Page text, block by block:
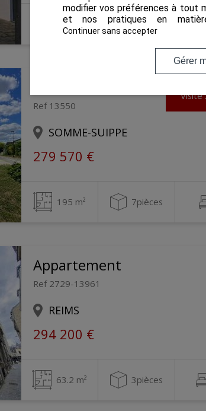
288 m² 14pièces
Ref 13550
Visite
SOMME-SUIPPE
279 570 €
195 m² 7pièces
Appartement
Ref 2729-13961
REIMS
294 200 €
63.2 m² 3pièces
modifier vos préférences à tout
et nos pratiques en
Continuer sans accepter
Gérer